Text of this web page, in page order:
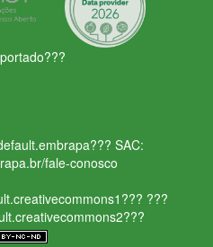
SAC:
fale-conosco
???